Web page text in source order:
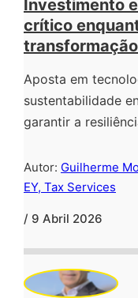
Investimento
crítico
Aposta em
sustentabilidade
garantir a
Autor: Guilherme
EY, Tax Services
/ 9 Abril 2026